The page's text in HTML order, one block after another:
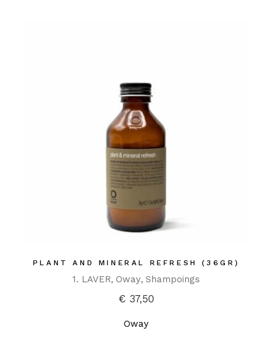
PLANT AND MINERAL REFRESH (36GR)
1. LAVER Oway Shampoings
€ 37,50
Oway